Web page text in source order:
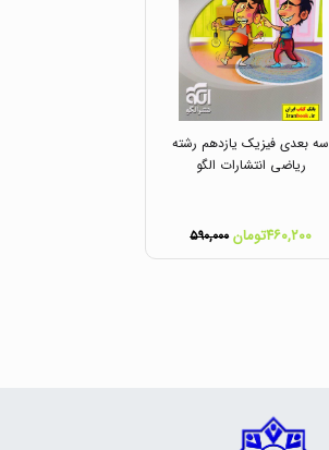
سه بعدی فیزیک یازدهم رشته
ریاضی انتشارات الگو
۴۶۰,۲۰۰تومان ۵۹۰,۰۰۰